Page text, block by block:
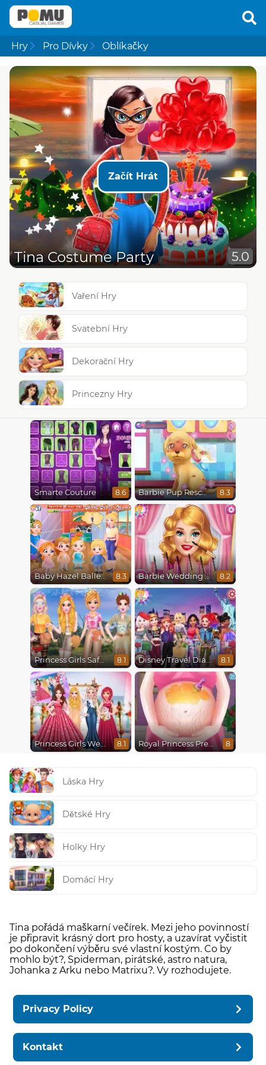
Hry Pro Dívky Oblíkačky
Začít Hrát
Tina Costume Party 5.0
Vaření Hry
Svatební Hry
Dekorační Hry
Princezny Hry
Smarte Couture 8.6 Barbie Pup Rescue 8.3
Baby Hazel Ballerina Dance 8.3 Barbie Wedding Fun 8.2
Princess Girls Safari Trip 8.1 Disney Travel Diaries: City Break 8.1
Princess Girls Wedding Trip 8.1 Royal Princess Pregnant 8
Láska Hry
Dětské Hry
Holky Hry
Domácí Hry
Tina pořádá maškarní večírek. Mezi jeho povinností
je připravit krásný dort pro hosty, a uzavírat vyčistit
po dokončení výběru své vlastní kostým. Co by
mohlo být?, Spiderman, pirátské, astro natura,
Johanka z Arku nebo Matrixu?. Vy rozhodujete.
Privacy Policy
Kontakt